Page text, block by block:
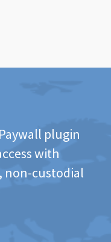
plugin
with
non-custodial